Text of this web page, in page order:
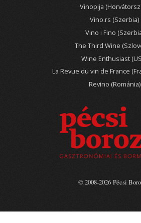
Vinopija
Vino.rs (Szerbia)
Vino i Fino
The Third Wine
Wine Enthusiast
La Revue du vin de France
Revino (Románia)
© 2008-2026 Pécsi